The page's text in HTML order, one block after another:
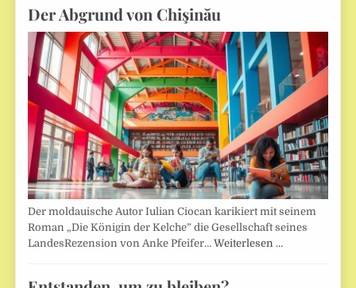
Der Abgrund von Chişinău
Der moldauische Autor Iulian Ciocan karikiert mit seinem
Roman „Die Königin der Kelche” die Gesellschaft seines
LandesRezension von Anke Pfeifer…Weiterlesen …